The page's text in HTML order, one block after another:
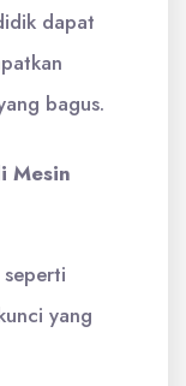
dapat
bagus.
Mesin
yang